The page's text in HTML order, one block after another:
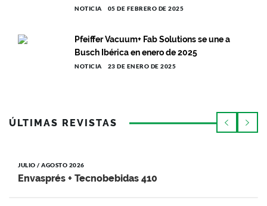
NOTICIA 05 DE FEBRERO DE 2025
Pfeiffer Vacuum+ Fab Solutions se une a
Busch Ibérica en enero de 2025
NOTICIA 23 DE ENERO DE 2025
ÚLTIMAS REVISTAS
JULIO / AGOSTO 2026
Envasprés + Tecnobebidas 410